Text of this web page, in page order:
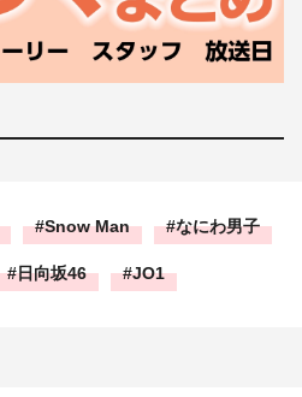
Snow Man なにわ男子
日向坂46 JO1